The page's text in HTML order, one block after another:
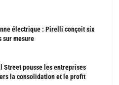
électrique : Pirelli conçoit six
sur mesure
Street pousse les entreprises
la consolidation et le profit